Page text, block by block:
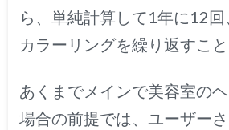
ら、単純計算して1年に12
カラーリングを繰り返すこと
あくまでメインで美容室の
場合の前提では、ユーザー